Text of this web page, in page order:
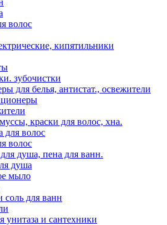
волос
кипятильники
зубочистки
для белья, антистат., освежители
краски для волос, хна.
для волос
волос
душа, пена для ванн.
душа
мыло
соль для ванн
унитаза и сантехники